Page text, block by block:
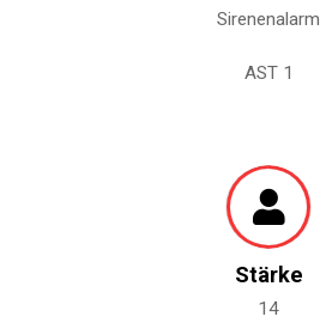
Sirenenalarm
AST 1
Stärke
14